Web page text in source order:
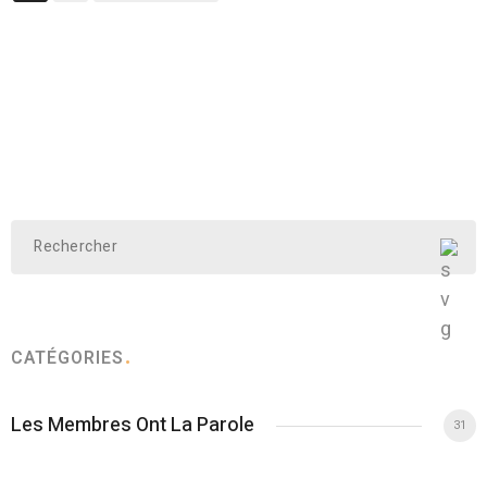
CATÉGORIES
Les Membres Ont La Parole 31